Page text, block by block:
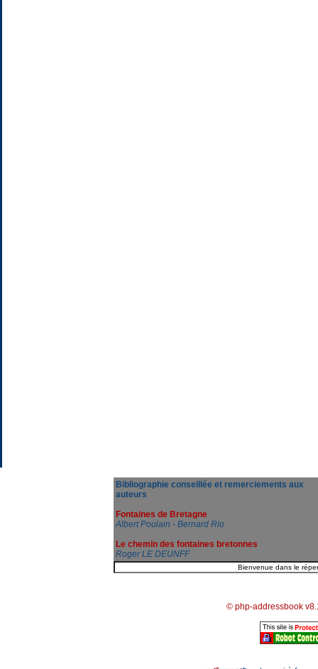
Bibliographie conseillée et remerciements aux
auteurs
Fontaines de Bretagne
Albert Poulain - Bernard Rio
Le chemin des fontaines bretonnes
Roger LE DEUNFF
© php-addressbook